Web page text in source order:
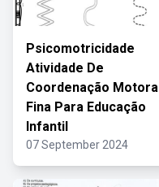
Psicomotricidade
Atividade De
Coordenação Motora
Fina Para Educação
Infantil
07 September 2024